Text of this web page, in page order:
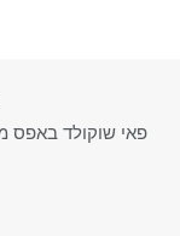
פאי שוקולד באפס